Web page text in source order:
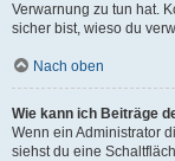
Verwarnung zu tun hat.
sicher bist, wieso du
Nach oben
Wie kann ich Beiträge
Wenn ein Administrator
siehst du eine